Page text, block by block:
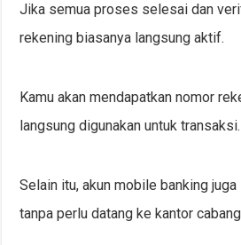
Jika semua proses selesai dan
rekening biasanya langsung aktif.
Kamu akan mendapatkan nomor
langsung digunakan untuk transaksi.
Selain itu, akun mobile banking
tanpa perlu datang ke kantor